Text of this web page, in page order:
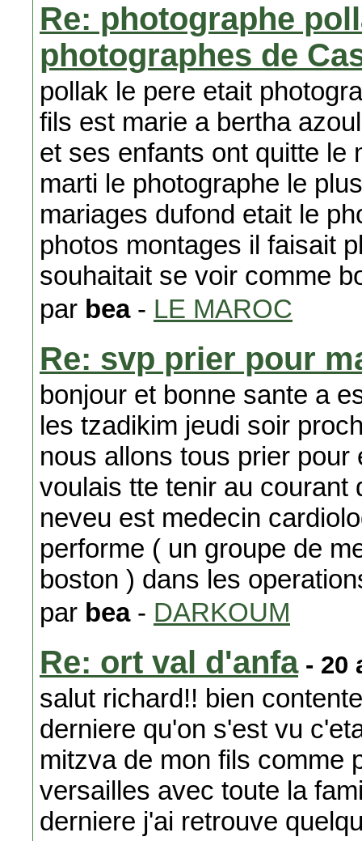
Re: photographe
photographes de
pollak le pere etait
fils est marie a bertha
et ses enfants ont quitte le
marti le photographe le
mariages dufond etait le
photos montages il faisait
souhaitait se voir comme
par bea- LE MAROC
Re: svp prier pour
bonjour et bonne sante a
les tzadikim jeudi soir
nous allons tous prier
voulais tte tenir au courant
neveu est medecin
performe ( un groupe de
boston ) dans les
par bea- DARKOUM
Re: ort val d'anfa- 20
salut richard!! bien
derniere qu'on s'est vu
mitzva de mon fils comme
versailles avec toute la
derniere j'ai retrouve